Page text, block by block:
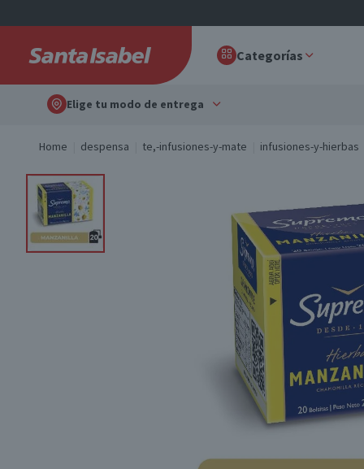
Categorías
Elige tu modo de entrega
Home despensa te,-infusiones-y-mate infusiones-y-hierbas